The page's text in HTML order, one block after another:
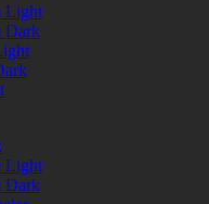
Light
Dark
Light
Dark